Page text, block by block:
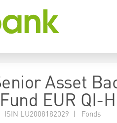
Asset
EUR QI-
ISIN LU2008182029 | Fonds